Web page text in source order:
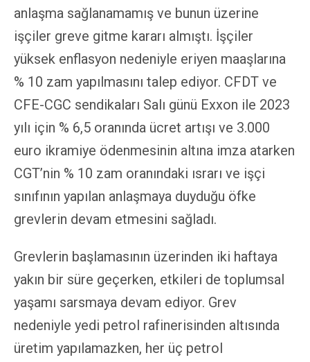
anlaşma sağlanamamış ve bunun üzerine
işçiler greve gitme kararı almıştı. İşçiler
yüksek enflasyon nedeniyle eriyen maaşlarına
% 10 zam yapılmasını talep ediyor. CFDT ve
CFE-CGC sendikaları Salı günü Exxon ile 2023
yılı için % 6,5 oranında ücret artışı ve 3.000
euro ikramiye ödenmesinin altına imza atarken
CGT’nin % 10 zam oranındaki ısrarı ve işçi
sınıfının yapılan anlaşmaya duyduğu öfke
grevlerin devam etmesini sağladı.
Grevlerin başlamasının üzerinden iki haftaya
yakın bir süre geçerken, etkileri de toplumsal
yaşamı sarsmaya devam ediyor. Grev
nedeniyle yedi petrol rafinerisinden altısında
üretim yapılamazken, her üç petrol